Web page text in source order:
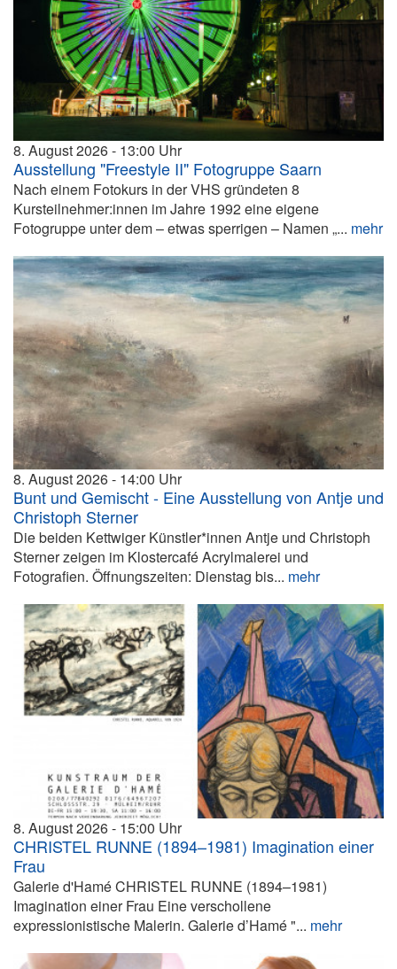
8. August 2026 13:00
Ausstellung "Freestyle II" Fotogruppe Saarn
Nach einem Fotokurs in der VHS gründeten 8
Kursteilnehmer:innen im Jahre 1992 eine eigene
Fotogruppe unter dem – etwas sperrigen – Namen „... mehr
8. August 2026 14:00
Bunt und Gemischt - Eine Ausstellung von Antje und
Christoph Sterner
Die beiden Kettwiger Künstler*innen Antje und Christoph
Sterner zeigen im Klostercafé Acrylmalerei und
Fotografien. Öffnungszeiten: Dienstag bis... mehr
8. August 2026 15:00
CHRISTEL RUNNE (1894–1981) Imagination einer
Frau
Galerie d'Hamé CHRISTEL RUNNE (1894–1981)
Imagination einer Frau Eine verschollene
expressionistische Malerin. Galerie d’Hamé "... mehr